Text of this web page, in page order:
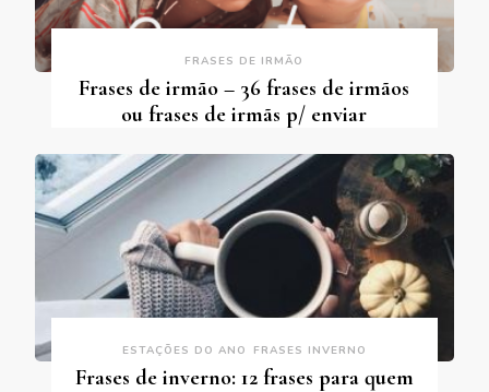
FRASES DE IRMÃO
Frases de irmão – 36 frases de irmãos
ou frases de irmãs p/ enviar
ESTAÇÕES DO ANO FRASES INVERNO
Frases de inverno: 12 frases para quem